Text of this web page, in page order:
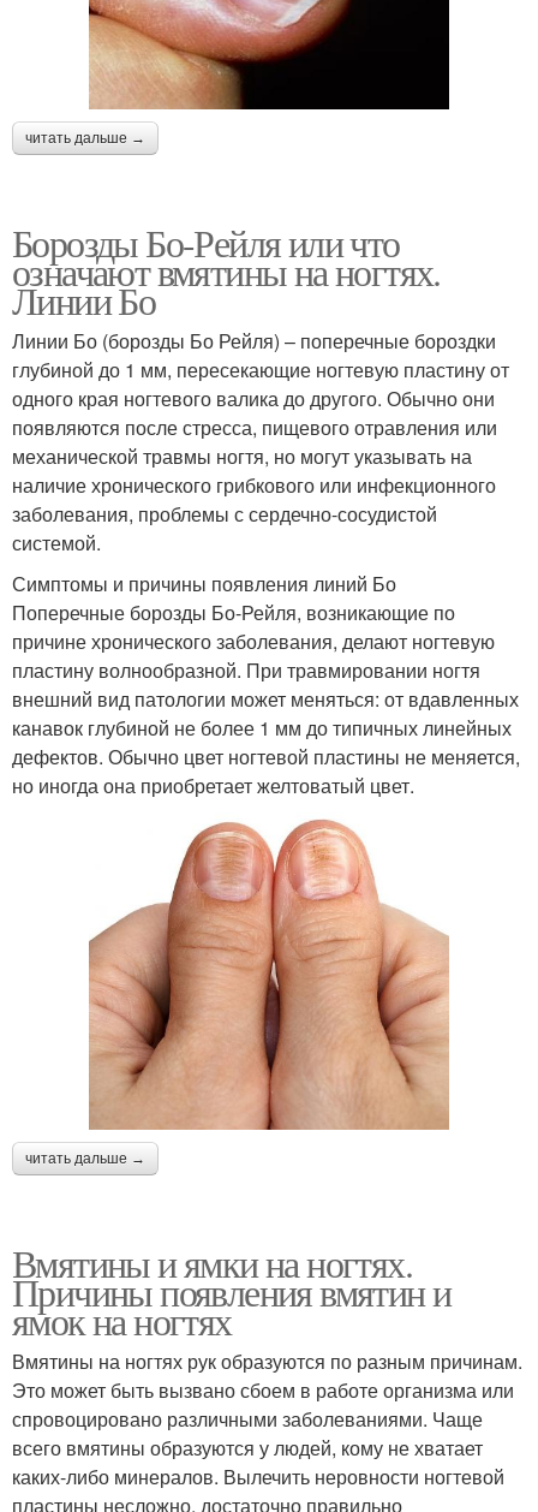
читать дальше →
Борозды Бо-Рейля или что
означают вмятины на ногтях.
Линии Бо
Линии Бо (борозды Бо Рейля) – поперечные бороздки
глубиной до 1 мм, пересекающие ногтевую пластину от
одного края ногтевого валика до другого. Обычно они
появляются после стресса, пищевого отравления или
механической травмы ногтя, но могут указывать на
наличие хронического грибкового или инфекционного
заболевания, проблемы с сердечно-сосудистой
системой.
Симптомы и причины появления линий Бо
Поперечные борозды Бо-Рейля, возникающие по
причине хронического заболевания, делают ногтевую
пластину волнообразной. При травмировании ногтя
внешний вид патологии может меняться: от вдавленных
канавок глубиной не более 1 мм до типичных линейных
дефектов. Обычно цвет ногтевой пластины не меняется,
но иногда она приобретает желтоватый цвет.
читать дальше →
Вмятины и ямки на ногтях.
Причины появления вмятин и
ямок на ногтях
Вмятины на ногтях рук образуются по разным причинам.
Это может быть вызвано сбоем в работе организма или
спровоцировано различными заболеваниями. Чаще
всего вмятины образуются у людей, кому не хватает
каких-либо минералов. Вылечить неровности ногтевой
пластины несложно, достаточно правильно